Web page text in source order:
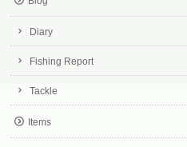
Diary
Fishing Report
Tackle
Items